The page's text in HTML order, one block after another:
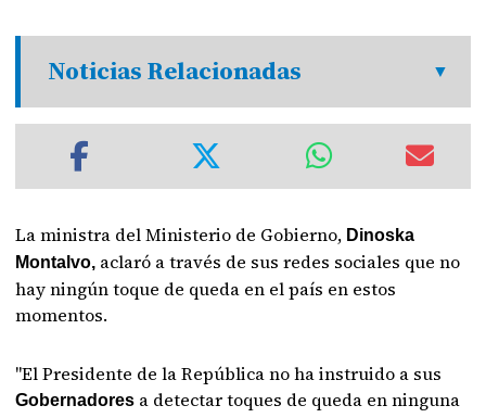
Noticias Relacionadas
La ministra del Ministerio de Gobierno, Dinoska
Montalvo, aclaró a través de sus redes sociales que no
hay ningún toque de queda en el país en estos
momentos.
"El Presidente de la República no ha instruido a sus
Gobernadores a detectar toques de queda en ninguna